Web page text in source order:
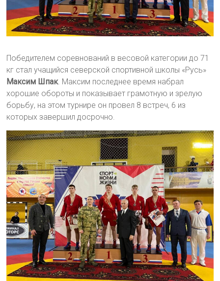
Победителем соревнований в весовой категории до 71
кг стал учащийся северской спортивной школы «Русь»
Максим Шпак. Максим последнее время набрал
хорошие обороты и показывает грамотную и зрелую
борьбу, на этом турнире он провел 8 встреч, 6 из
которых завершил досрочно.